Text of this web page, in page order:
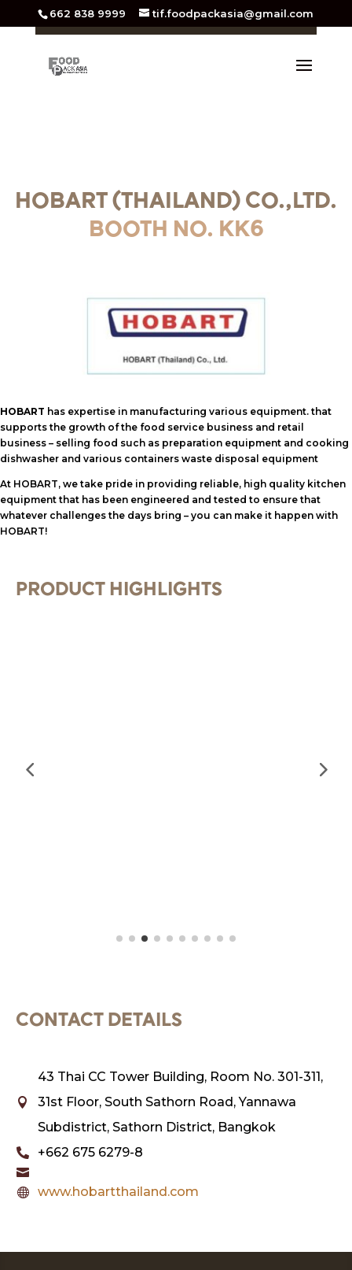
662 838 9999 tif.foodpackasia@gmail.com
HOBART (THAILAND) CO.,LTD.
BOOTH NO. KK6
HOBART has expertise in manufacturing various equipment. that
supports the growth of the food service business and retail
business – selling food such as preparation equipment and cooking
dishwasher and various containers waste disposal equipment
At HOBART, we take pride in providing reliable, high quality kitchen
equipment that has been engineered and tested to ensure that
whatever challenges the days bring – you can make it happen with
HOBART!
PRODUCT HIGHLIGHTS
CONTACT DETAILS

43 Thai CC Tower Building, Room No. 301-311,
31st Floor, South Sathorn Road, Yannawa
Subdistrict, Sathorn District, Bangkok
 +662 675 6279-8


www.hobartthailand.com